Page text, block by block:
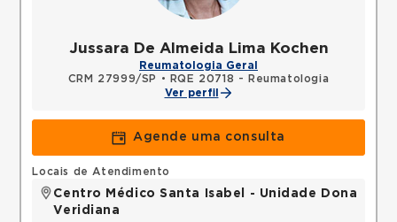
Jussara De Almeida Lima Kochen
Reumatologia Geral
CRM 27999/SP
•
RQE 20718 - Reumatologia
Ver perfil
Agende uma consulta
Locais de Atendimento
Centro Médico Santa Isabel - Unidade Dona
Veridiana